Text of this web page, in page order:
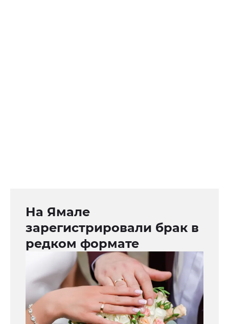
На Ямале
зарегистрировали брак в
редком формате